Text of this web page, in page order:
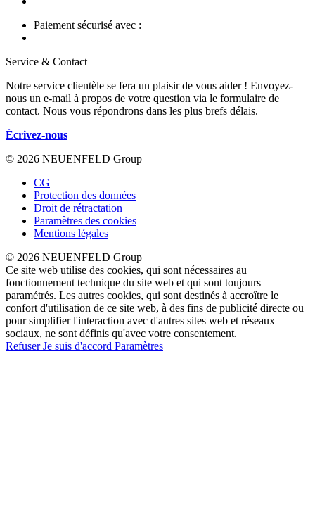
Paiement sécurisé avec :
Service & Contact
Notre service clientèle se fera un plaisir de vous aider ! Envoyez-
nous un e-mail à propos de votre question via le formulaire de
contact. Nous vous répondrons dans les plus brefs délais.
Écrivez-nous
© 2026 NEUENFELD Group
CG
Protection des données
Droit de rétractation
Paramètres des cookies
Mentions légales
© 2026 NEUENFELD Group
Ce site web utilise des cookies, qui sont nécessaires au
fonctionnement technique du site web et qui sont toujours
paramétrés. Les autres cookies, qui sont destinés à accroître le
confort d'utilisation de ce site web, à des fins de publicité directe ou
pour simplifier l'interaction avec d'autres sites web et réseaux
sociaux, ne sont définis qu'avec votre consentement.
RefuserJe suis d'accord Paramètres